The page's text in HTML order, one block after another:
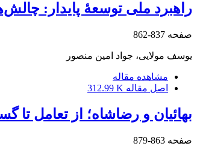
راهبرد ملی توسعۀ پایدار:
صفحه 837-862
یوسف مولایی، جواد امین منصور
مشاهده مقاله
اصل مقاله 312.99 K
بهائیان و رضاشاه؛ از تعامل
صفحه 863-879